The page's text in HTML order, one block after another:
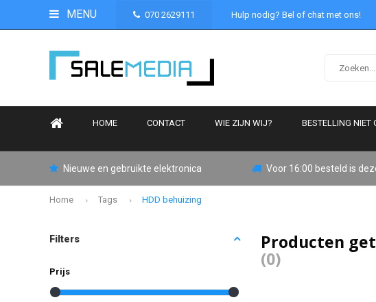
MENU 070 2629111 Hulp nodig? Bel of chat met ons!
HOME CONTACT WIE ZIJN WIJ? BESTELLING NIET
Nieuwe en gebruikte elektronica Voor 16:00 besteld is
Home Tags HDD behuizing
Filters
Prijs
Producten
(0)